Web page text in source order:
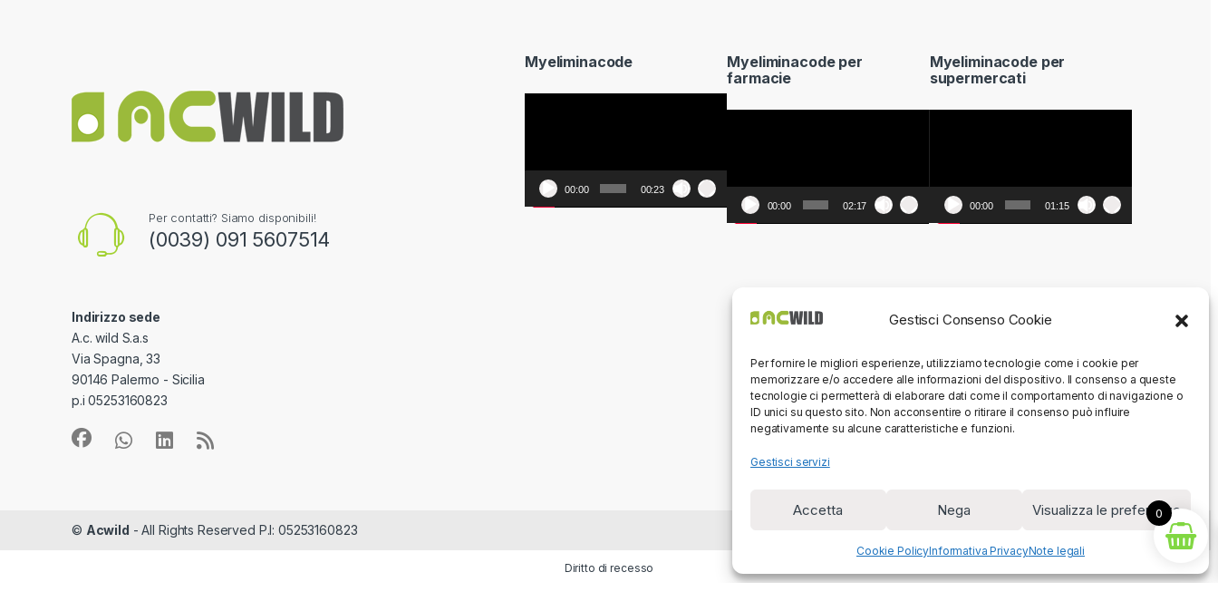
Gestisci Consenso Cookie
Per fornire le migliori esperienze, utilizziamo tecnologie come i cookie per
memorizzare e/o accedere alle informazioni del dispositivo. Il consenso a queste
tecnologie ci permetterà di elaborare dati come il comportamento di navigazione o
ID unici su questo sito. Non acconsentire o ritirare il consenso può influire
negativamente su alcune caratteristiche e funzioni.
Gestisci servizi
Accetta Nega Visualizza le preferenze
Cookie PolicyInformativa PrivacyNote legali
Per contatti? Siamo disponibili!
(0039) 091 5607514
Indirizzo sede
A.c. wild S.a.s
Via Spagna, 33
90146 Palermo - Sicilia
p.i 05253160823
Myeliminacode
00:00 00:23
Myeliminacode per
farmacie
00:00 02:17
Myeliminacode per
supermercati
00:00 01:15
© Acwild - All Rights Reserved P.I: 05253160823
Diritto di recesso
0